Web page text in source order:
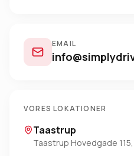
EMAIL
VORES LOKATIONER
Taastrup
Taastrup Hovedgade